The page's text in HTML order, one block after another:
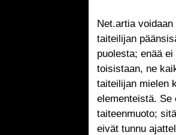
Net.artia
taiteilijan
puolesta; enää
toisistaan, ne
taiteilijan mielen
elementeistä.
taiteenmuoto;
eivät tunnu